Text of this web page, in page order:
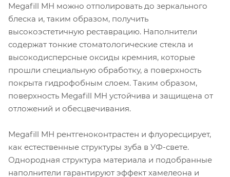
Megafill MH можно отполировать до зеркального
блеска и, таким образом, получить
высокоэстетичную реставрацию. Наполнители
содержат тонкие стоматологические стекла и
высокодисперсные оксиды кремния, которые
прошли специальную обработку, а поверхность
покрыта гидрофобным слоем. Таким образом,
поверхность Megafill MH устойчива и защищена от
отложений и обесцвечивания.
Megafill MH рентгеноконтрастен и флуоресцирует,
как естественные структуры зуба в УФ-свете.
Однородная структура материала и подобранные
наполнители гарантируют эффект хамелеона и